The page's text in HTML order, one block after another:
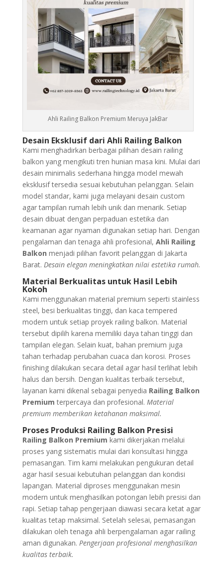
Ahli Railing Balkon Premium Meruya JakBar
Desain Eksklusif dari Ahli Railing Balkon
Kami menghadirkan berbagai pilihan desain railing
balkon yang mengikuti tren hunian masa kini. Mulai dari
desain minimalis sederhana hingga model mewah
eksklusif tersedia sesuai kebutuhan pelanggan. Selain
model standar, kami juga melayani desain custom
agar tampilan rumah lebih unik dan menarik. Setiap
desain dibuat dengan perpaduan estetika dan
keamanan agar nyaman digunakan setiap hari. Dengan
pengalaman dan tenaga ahli profesional, Ahli Railing
Balkon menjadi pilihan favorit pelanggan di Jakarta
Barat. Desain elegan meningkatkan nilai estetika rumah.
Material Berkualitas untuk Hasil Lebih
Kokoh
Kami menggunakan material premium seperti stainless
steel, besi berkualitas tinggi, dan kaca tempered
modern untuk setiap proyek railing balkon. Material
tersebut dipilih karena memiliki daya tahan tinggi dan
tampilan elegan. Selain kuat, bahan premium juga
tahan terhadap perubahan cuaca dan korosi. Proses
finishing dilakukan secara detail agar hasil terlihat lebih
halus dan bersih. Dengan kualitas terbaik tersebut,
layanan kami dikenal sebagai penyedia Railing Balkon
Premium terpercaya dan profesional. Material
premium memberikan ketahanan maksimal.
Proses Produksi Railing Balkon Presisi
Railing Balkon Premium kami dikerjakan melalui
proses yang sistematis mulai dari konsultasi hingga
pemasangan. Tim kami melakukan pengukuran detail
agar hasil sesuai kebutuhan pelanggan dan kondisi
lapangan. Material diproses menggunakan mesin
modern untuk menghasilkan potongan lebih presisi dan
rapi. Setiap tahap pengerjaan diawasi secara ketat agar
kualitas tetap maksimal. Setelah selesai, pemasangan
dilakukan oleh tenaga ahli berpengalaman agar railing
aman digunakan. Pengerjaan profesional menghasilkan
kualitas terbaik.